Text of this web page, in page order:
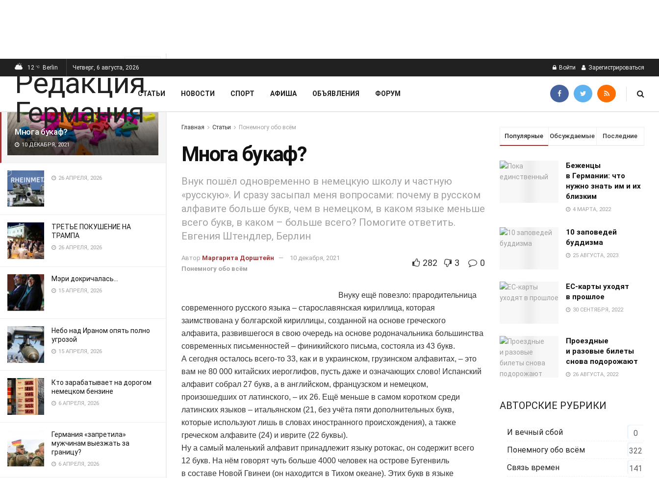
ПОСЛЕДНИЕ
Многа букаф?
10 ДЕКАБРЯ, 2021
26 АПРЕЛЯ, 2026
ТРЕТЬЕ ПОКУШЕНИЕ НА
ТРАМПА
26 АПРЕЛЯ, 2026
Мэри докричалась…
15 АПРЕЛЯ, 2026
Небо над Ираном опять полно
угрозой
15 АПРЕЛЯ, 2026
Кто зарабатывает на дорогом
немецком бензине
6 АПРЕЛЯ, 2026
Германия «запретила»
мужчинам выезжать за
границу?
6 АПРЕЛЯ, 2026
12 °C Berlin Четверг, 6 августа, 2026 Войти Зарегистрироваться
СТАТЬИ НОВОСТИ СПОРТ АФИША ОБЪЯВЛЕНИЯ ФОРУМ
Главная Статьи Понемногу обо всём
Многа букаф?
Внук пошёл одновременно в немецкую школу и частную
«русскую». И сразу засыпал меня вопросами: почему в русском
алфавите больше букв, чем в немецком, в каком языке меньше
всего букв, в каком – больше всего? Помогите ответить.
Евгения Штендлер, Берлин
Автор Маргарита Дорштейн
10 декабря, 2021
Понемногу обо всём
282 3 0
Внуку ещё повезло: прародительница
современного русского языка – старославянская кириллица, которая
заимствована у болгарской кириллицы, созданной на основе греческого
алфавита, развившегося в свою очередь на основе родоначальника большинства
современных письменностей – финикийского письма, состояла из 43 букв.
А сегодня осталось всего-то 33, как и в украинском, грузинском алфавитах, – это
вам не 80 000 китайских иероглифов, пусть даже и означающих слово! Испанский
алфавит собрал 27 букв, а в английском, французском и немецком,
произошедших от латинского, – их 26. Ещё меньше в самом коротком среди
латинских языков – итальянском (21, без учёта пяти дополнительных букв,
которые используют лишь в словах иностранного происхождения), а также
греческом алфавите (24) и иврите (22 буквы).
Ну а самый маленький алфавит принадлежит языку ротокас, он содержит всего
12 букв. На нём говорят чуть больше 4000 человек на острове Бугенвиль
в составе Новой Гвинеи (он находится в Тихом океане). Этих букв в языке
Популярные Обсуждаемые Последние
Беженцы
в Германии: что
нужно знать им и их
близким
4 МАРТА, 2022
10 заповедей
буддизма
25 АВГУСТА, 2023
EC-карты уходят
в прошлое
30 СЕНТЯБРЯ, 2022
Проездные
и разовые билеты
снова подорожают
26 АВГУСТА, 2022
АВТОРСКИЕ РУБРИКИ
И вечный сбой
0
Понемногу обо всём
322
Связь времен
141